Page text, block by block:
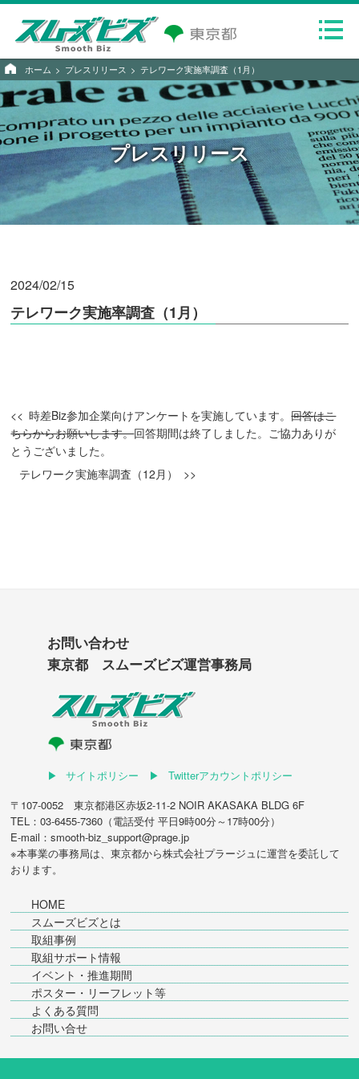
ホーム プレスリリース テレワーク実施率調査（1月）
プレスリリース
2024/02/15
テレワーク実施率調査（1月）
時差Biz参加企業向けアンケートを実施しています。回答はこ
ちらからお願いします。回答期間は終了しました。ご協力ありが
とうございました。
テレワーク実施率調査（12月）
お問い合わせ
東京都 スムーズビズ運営事務局
サイトポリシー
Twitterアカウントポリシー
〒107-0052 東京都港区赤坂2-11-2 NOIR AKASAKA BLDG 6F
TEL：03-6455-7360（電話受付 平日9時00分～17時00分）
E-mail：smooth-biz_support@prage.jp
※本事業の事務局は、東京都から株式会社プラージュに運営を委託して
おります。
HOME
スムーズビズとは
取組事例
取組サポート情報
イベント・推進期間
ポスター・リーフレット等
よくある質問
お問い合せ